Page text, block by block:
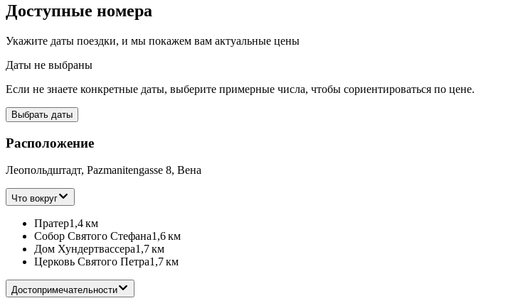
подробным описанием и фотографией солярия в этом же здании, где выдают ключи. Кафе, которое нам посоветовали
Доступные номера
Укажите даты поездки, и мы покажем вам актуальные цены
Даты не выбраны
Если не знаете конкретные даты, выберите примерные числа, чтобы сориентироваться по цене.
Выбрать даты
Расположение
Леопольдштадт, Pazmanitengasse 8, Вена
Что вокруг
Пратер1,4 км
Собор Святого Стефана1,6 км
Дом Хундертвассера1,7 км
Церковь Святого Петра1,7 км
Достопримечательности